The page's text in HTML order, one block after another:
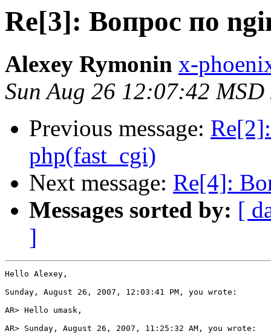
Re[3]: Вопрос по
Alexey Rymonin x-
Sun Aug 26 12:07:42 MSD
Previous message:
php(fast_cgi)
Next message: Re[4]:
Messages sorted by: [
]
Hello Alexey,
Sunday, August 26, 2007, 12:03:41 PM, you wrote:
AR> Hello umask,
AR> Sunday, August 26, 2007, 11:25:32 AM, you wrote: